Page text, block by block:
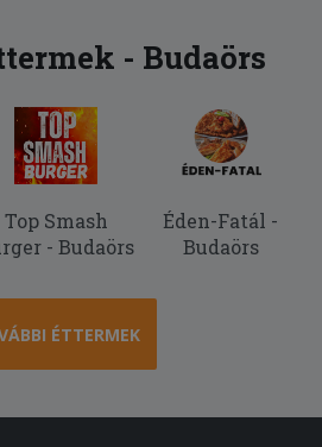
- Budaörs
Top Smash
- Budaörs
Éden-Fatál -
Budaörs
ÉTTERMEK